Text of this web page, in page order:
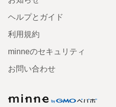
ヘルプとガイド
利用規約
minneのセキュリティ
お問い合わせ